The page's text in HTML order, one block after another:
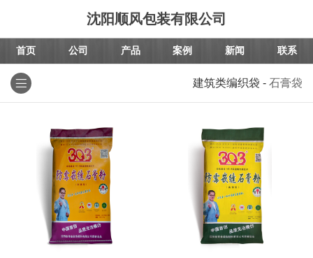
沈阳顺风包装有限公司
首页 公司 产品 案例 新闻 联系
建筑类编织袋 - 石膏袋